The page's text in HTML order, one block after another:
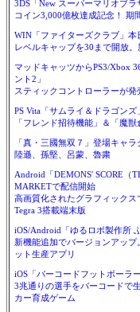
3DS「New スーパーマリオブラ
コイン3,000億枚達成記念！ 期
WIN「ファイターズクラブ」本
レベルキャップを30まで開放
マッドキャッツからPS3/Xbox
ント2」
スティックコントローラーが発
PS Vita「サムライ＆ドラゴンズ」
「フレンド招待機能」＆「魔
「真・三國無双７」登場キャ
陸遜、孫堅、呂蒙、魯粛
Android「DEMONS' SCORE（
MARKETで配信開始
高画質化されたグラフィック
Tegra 3搭載端末版
iOS/Android「ゆるロボ製作所
新機能追加でバージョンアッ
ット生産アプリ
iOS「バーコードフットボーラ
3兆通りの選手をバーコードで
カー育成ゲーム